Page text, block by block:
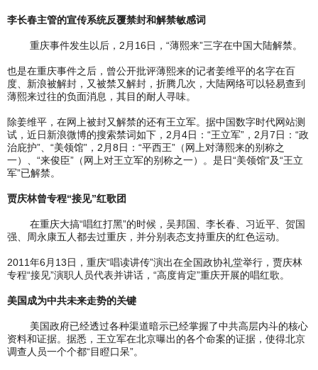
李长春主管的宣传系统反覆禁封和解禁敏感词
重庆事件发生以后，2月16日，“薄熙来”三字在中国大陆解禁。
也是在重庆事件之后，曾公开批评薄熙来的记者姜维平的名字在百
度、新浪被解封，又被禁又解封，折腾几次，大陆网络可以轻易查到
薄熙来过往的负面消息，其目的耐人寻味。
除姜维平，在网上被封又解禁的还有王立军。据中国数字时代网站测
试，近日新浪微博的搜索禁词如下，2月4日：“王立军”，2月7日：“政
治庇护”、“美领馆”，2月8日：“平西王”（网上对薄熙来的别称之
一）、“来俊臣”（网上对王立军的别称之一）。是日“美领馆”及“王立
军”已解禁。
贾庆林曾专程“接见”红歌团
在重庆大搞“唱红打黑”的时候，吴邦国、李长春、习近平、贺国
强、周永康五人都去过重庆，并分别表态支持重庆的红色运动。
2011年6月13日，重庆“唱读讲传”演出在全国政协礼堂举行，贾庆林
专程“接见”演职人员代表并讲话，“高度肯定”重庆开展的唱红歌。
美国成为中共未来走势的关键
美国政府已经透过各种渠道暗示已经掌握了中共高层内斗的核心
资料和证据。据悉，王立军在北京曝出的各个命案的证据，使得北京
调查人员一个个都“目瞪口呆”。